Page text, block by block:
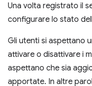
Una volta registrato il
configurare lo stato
Gli utenti si aspettano
attivare o disattivare i
aspettano che sia
apportate. In altre